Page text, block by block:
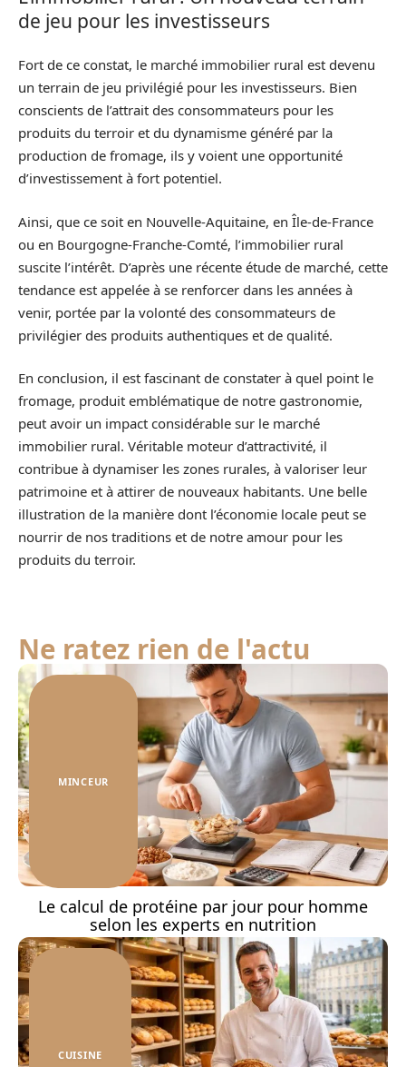
de jeu pour les investisseurs
Fort de ce constat, le marché immobilier rural est devenu
un terrain de jeu privilégié pour les investisseurs. Bien
conscients de l’attrait des consommateurs pour les
produits du terroir et du dynamisme généré par la
production de fromage, ils y voient une opportunité
d’investissement à fort potentiel.
Ainsi, que ce soit en Nouvelle-Aquitaine, en Île-de-France
ou en Bourgogne-Franche-Comté, l’immobilier rural
suscite l’intérêt. D’après une récente étude de marché, cette
tendance est appelée à se renforcer dans les années à
venir, portée par la volonté des consommateurs de
privilégier des produits authentiques et de qualité.
En conclusion, il est fascinant de constater à quel point le
fromage, produit emblématique de notre gastronomie,
peut avoir un impact considérable sur le marché
immobilier rural. Véritable moteur d’attractivité, il
contribue à dynamiser les zones rurales, à valoriser leur
patrimoine et à attirer de nouveaux habitants. Une belle
illustration de la manière dont l’économie locale peut se
nourrir de nos traditions et de notre amour pour les
produits du terroir.
Ne ratez rien de l'actu
MINCEUR
Le calcul de protéine par jour pour homme
selon les experts en nutrition
CUISINE